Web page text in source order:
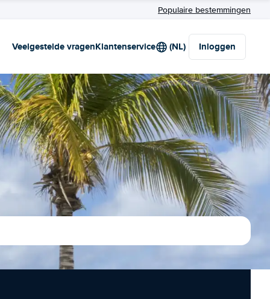
Populaire bestemmingen
Veelgestelde vragenKlantenservice (NL) Inloggen